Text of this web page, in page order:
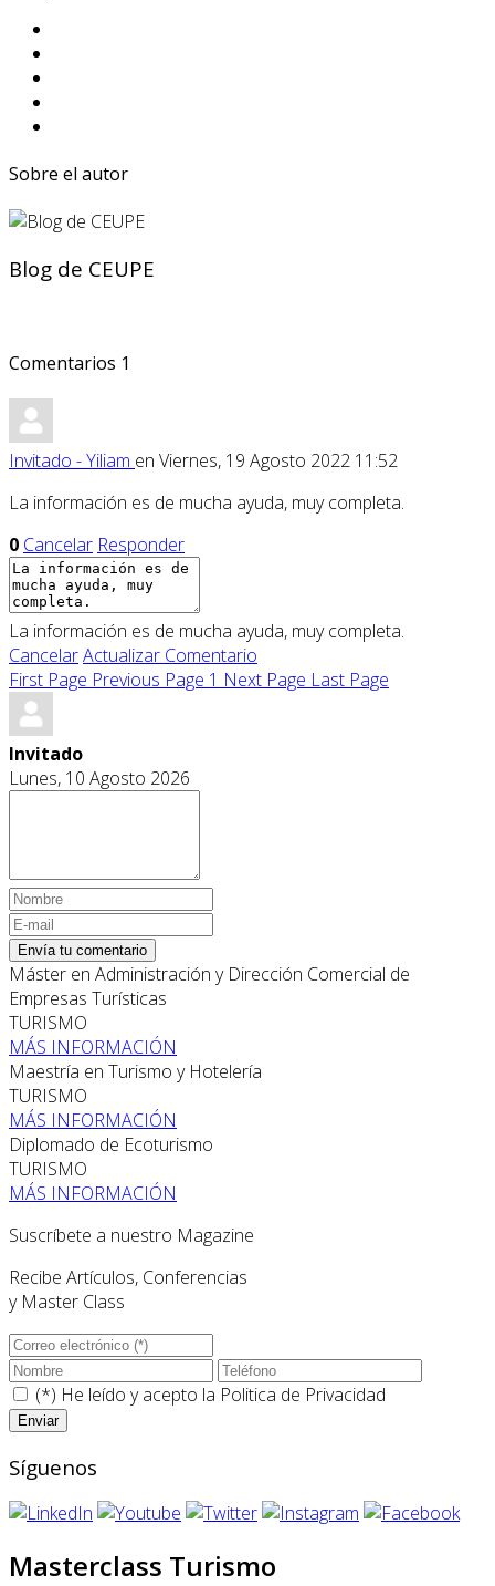
Sobre el autor
Blog de CEUPE
Comentarios 1
Invitado - Yiliam en Viernes, 19 Agosto 2022 11:52
La información es de mucha ayuda, muy completa.
0 Cancelar Responder
La información es de mucha ayuda, muy completa.
CancelarActualizar Comentario
First Page Previous Page 1 Next Page Last Page
Invitado
Lunes, 10 Agosto 2026
Envía tu comentario
Máster en Administración y Dirección Comercial de
Empresas Turísticas
TURISMO
MÁS INFORMACIÓN
Maestría en Turismo y Hotelería
TURISMO
MÁS INFORMACIÓN
Diplomado de Ecoturismo
TURISMO
MÁS INFORMACIÓN
Suscríbete a nuestro Magazine
Recibe Artículos, Conferencias
y Master Class
(*) He leído y acepto la Politica de Privacidad
Síguenos
Masterclass Turismo